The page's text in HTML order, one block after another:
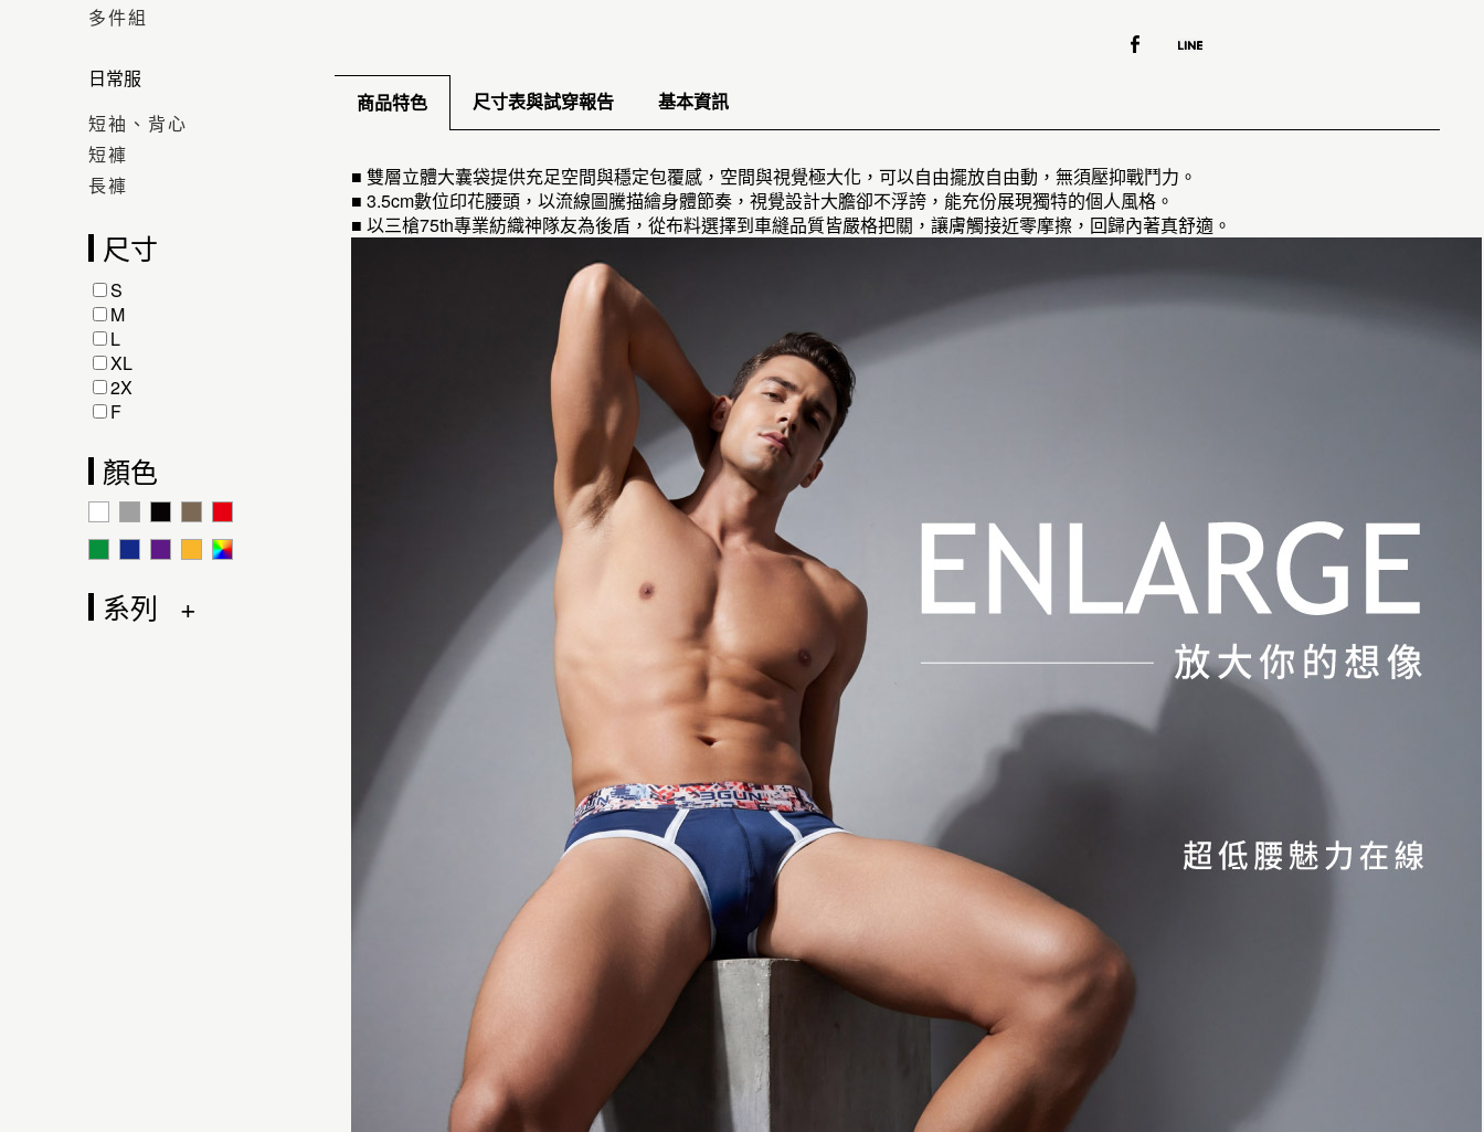
多件組
日常服
短袖、背心
短褲
長褲
尺寸
S
M
L
XL
2X
F
顏色
系列
商品特色 尺寸表與試穿報告 基本資訊
■ 雙層立體大囊袋提供充足空間與穩定包覆感，空間與視覺極大化，可以自由擺放自由動，無須壓抑戰鬥力。
■ 3.5cm數位印花腰頭，以流線圖騰描繪身體節奏，視覺設計大膽卻不浮誇，能充份展現獨特的個人風格。
■ 以三槍75th專業紡織神隊友為後盾，從布料選擇到車縫品質皆嚴格把關，讓膚觸接近零摩擦，回歸內著真舒適。